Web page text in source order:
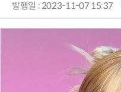
발행일 : 2023-11-07 15:37